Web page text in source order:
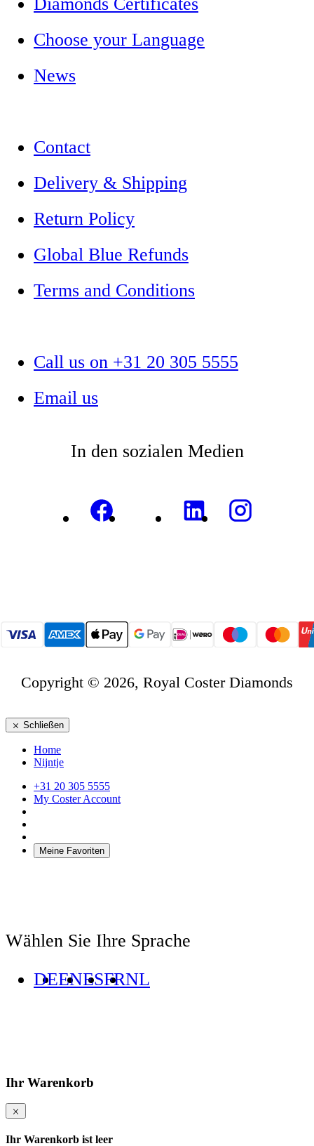
Choose your Language
News
Contact
Delivery & Shipping
Return Policy
Global Blue Refunds
Terms and Conditions
Call us on +31 20 305 5555
Email us
In den sozialen Medien
Copyright © 2026, Royal Coster Diamonds
Schließen
Home
Nijntje
+31 20 305 5555
My Coster Account
Meine Favoriten
Wählen Sie Ihre Sprache
DEENESFRNL
Ihr Warenkorb
Ihr Warenkorb ist leer